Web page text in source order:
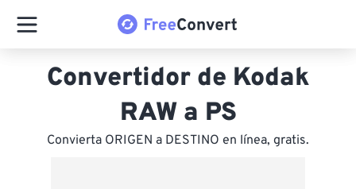
Convertidor de Kodak
RAW a PS
Convierta ORIGEN a DESTINO en línea, gratis.